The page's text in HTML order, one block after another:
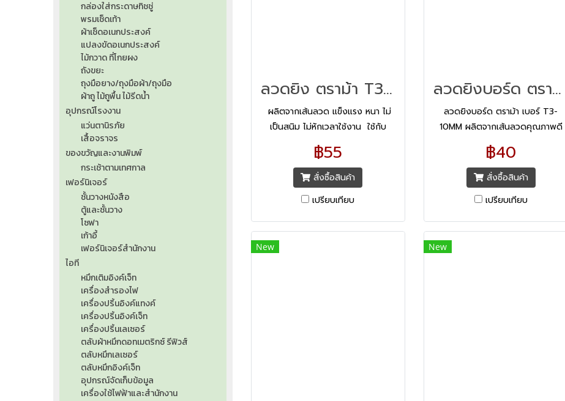
ลวดยิง ตราม้า T3-3MM
ผลิตจากเส้นลวด แข็งแรง หนา ไม่
เป็นสนิม ไม่หักเวลาใช้งาน ใช้กับ
เครื่องยิงบอร์ดรุ่น H-8H, H-10H,
H-14H, TG-A, TG-D, TG-HC
เทียบเท่าเบอร์ 24/6
฿55
สั่งซื้อสินค้า
เปรียบเทียบ
ลวดยิงบอร์ด ตราม้า T3-10MM
ลวดยิงบอร์ด ตราม้า เบอร์ T3-
10MM ผลิตจากเส้นลวดคุณภาพดี
แข็งแรง ไม่เป็นสนิม ไม่หักงอง่าย
ขณะใช้งาน ด้วยปลายลวดแหลมคม
ทำให้เย็บได้ลึก
฿40
สั่งซื้อสินค้า
เปรียบเทียบ
New New
กล่องใส่กระดาษทิชชู่
พรมเช็ดเท้า
ผ้าเช็ดอเนกประสงค์
แปลงขัดอเนกประสงค์
ไม้กวาด ที่โกยผง
ถังขยะ
ถุงมือยาง/ถุงมือผ้า/ถุงมือ
ผ้าถู ไม้ถูพื้น ไม้รีดน้ำ
อุปกรณ์โรงงาน
แว่นตานิรภัย
เสื้อจราจร
ของขวัญและงานพิมพ์
กระเช้าตามเทศกาล
เฟอร์นิเจอร์
ชั้นวางหนังสือ
ตู้และชั้นวาง
โซฟา
เก้าอี้
เฟอร์นิเจอร์สำนักงาน
ไอที
หมึกเติมอิงค์เจ็ท
เครื่องสำรองไฟ
เครื่องปริ้นอิงค์แทงค์
เครื่องปริ้นอิงค์เจ็ท
เครื่องปริ้นเลเซอร์
ตลับผ้าหมึกดอทเมตริกซ์ รีฟิวส์
ตลับหมึกเลเซอร์
ตลับหมึกอิงค์เจ็ท
อุปกรณ์จัดเก็บข้อมูล
เครื่องใช้ไฟฟ้าและสำนักงาน